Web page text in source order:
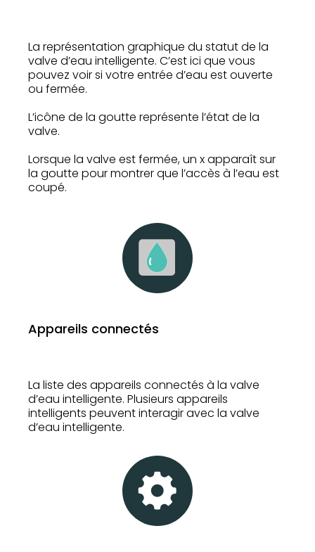
La représentation graphique du statut de la
valve d’eau intelligente. C’est ici que vous
pouvez voir si votre entrée d’eau est ouverte
ou fermée.
L’icône de la goutte représente l’état de la
valve.
Lorsque la valve est fermée, un x apparaît sur
la goutte pour montrer que l’accès à l’eau est
coupé.
Appareils connectés
La liste des appareils connectés à la valve
d’eau intelligente. Plusieurs appareils
intelligents peuvent interagir avec la valve
d’eau intelligente.